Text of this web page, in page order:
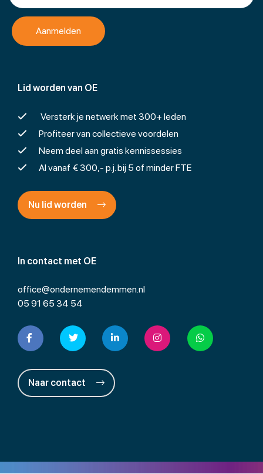
In contact met OE
office@ondernemendemmen.nl
05 91 65 34 54
Naar contact
Lid worden van OE
Versterk je netwerk met 300+ leden
Profiteer van collectieve voordelen
Neem deel aan gratis kennissessies
Al vanaf € 300,- p.j. bij 5 of minder FTE
Nu lid worden